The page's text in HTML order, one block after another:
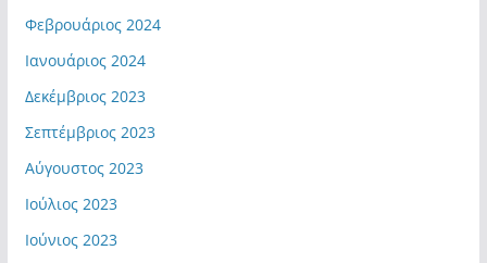
Φεβρουάριος 2024
Ιανουάριος 2024
Δεκέμβριος 2023
Σεπτέμβριος 2023
Αύγουστος 2023
Ιούλιος 2023
Ιούνιος 2023